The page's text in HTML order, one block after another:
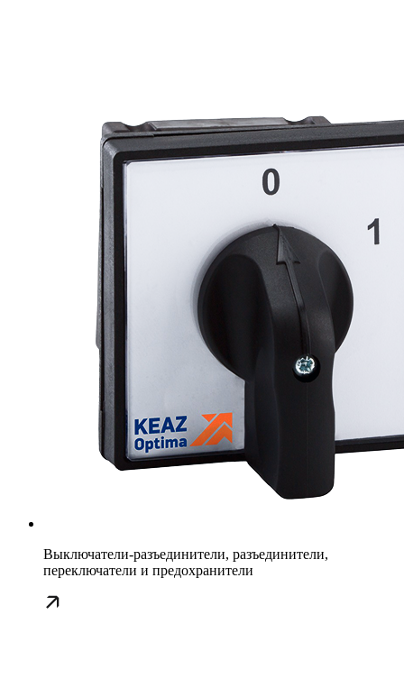
Выключатели-разъединители, разъединители,
переключатели и предохранители